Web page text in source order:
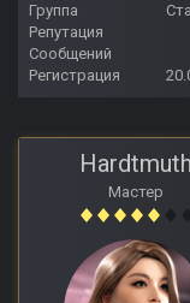
Группа
Репутация
Сообщений
Регистрация
Hardtmuth
Мастер